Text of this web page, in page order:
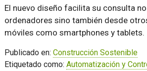
El nuevo diseño facilita su consulta
ordenadores sino también desde
móviles como smartphones y tablets.
Publicado en: Construcción Sostenible
Etiquetado como: Automatización y